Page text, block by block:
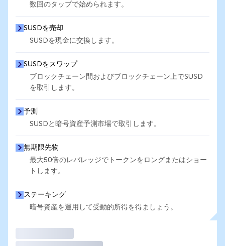
数回のタップで始められます。
SUSDを売却
SUSDを現金に交換します。
SUSDをスワップ
ブロックチェーン間およびブロックチェーン上でSUSD
を取引します。
予測
SUSDと暗号資産予測市場で取引します。
無期限先物
最大50倍のレバレッジでトークンをロングまたはショー
トします。
ステーキング
暗号資産を運用して受動的所得を得ましょう。